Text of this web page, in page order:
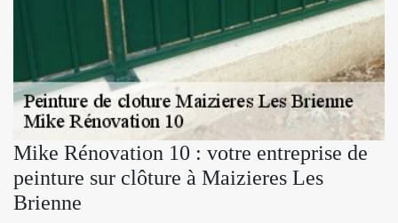
Mike Rénovation 10 : votre entreprise de
peinture sur clôture à Maizieres Les
Brienne